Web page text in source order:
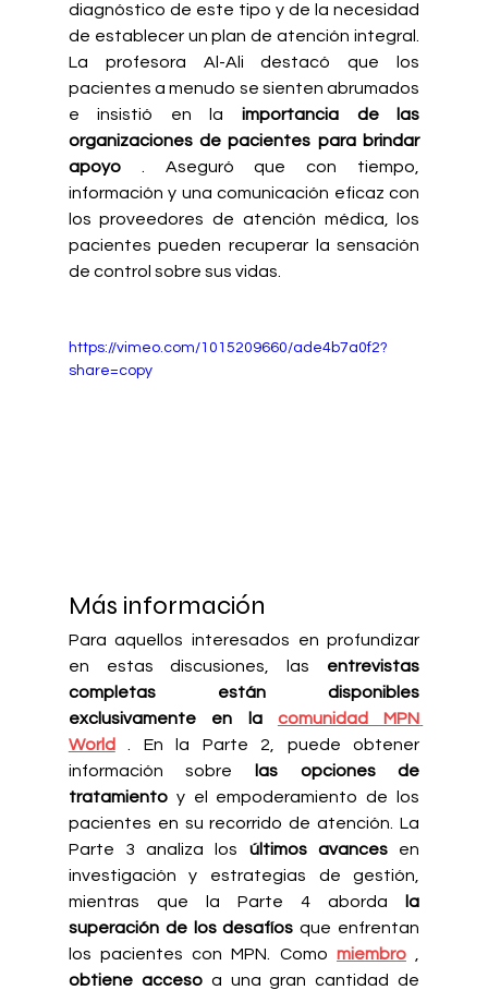
diagnóstico de este tipo y de la necesidad
de establecer un plan de atención integral.
La profesora Al-Ali destacó que los
pacientes a menudo se sienten abrumados
e insistió en la
importancia de las
organizaciones de pacientes para brindar
apoyo
. Aseguró que con tiempo,
información y una comunicación eficaz con
los proveedores de atención médica, los
pacientes pueden recuperar la sensación
de control sobre sus vidas.
https://vimeo.com/1015209660/ade4b7a0f2?
share=copy
Más información
Para aquellos interesados en profundizar
en estas discusiones, las
entrevistas
completas están disponibles
exclusivamente
en la
comunidad MPN
World
. En la Parte 2, puede obtener
información sobre
las opciones de
tratamiento y el empoderamiento de los
pacientes en su recorrido de atención. La
Parte 3 analiza los
últimos avances
en
investigación y estrategias de gestión,
mientras que la Parte 4 aborda
la
superación de los desafíos que enfrentan
los pacientes con MPN. Como miembro
obtiene acceso a una gran cantidad de